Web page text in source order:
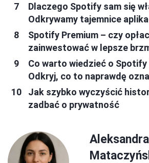
Dlaczego Spotify sam się
Odkrywamy tajemnice
Spotify Premium – czy
zainwestować w lepsze
Co warto wiedzieć o Spotify
Odkryj, co to naprawdę
Jak szybko wyczyścić
zadbać o prywatność
Aleksandra